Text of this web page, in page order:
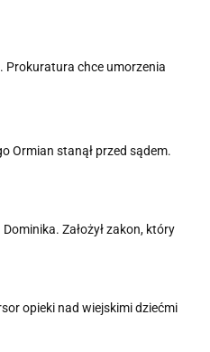
Prokuratura chce umorzenia
Ormian stanął przed sądem.
Założył zakon, który
opieki nad wiejskimi dziećmi